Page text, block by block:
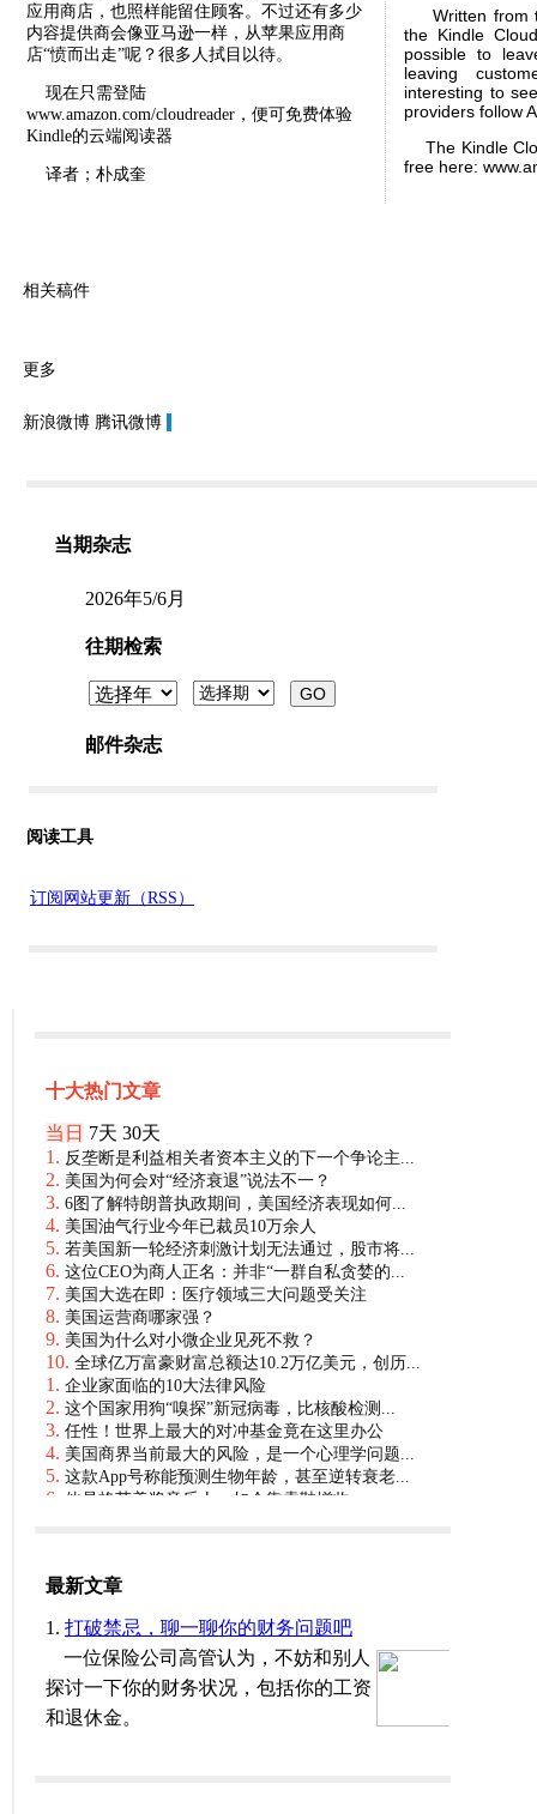
应用商店，也照样能留住顾客。不过还有多少
内容提供商会像亚马逊一样，从苹果应用商
店“愤而出走”呢？很多人拭目以待。
现在只需登陆
www.amazon.com/cloudreader，便可免费体验
Kindle的云端阅读器
译者；朴成奎
Written from
the Kindle
possible to
leaving
interesting to
providers follow
The Kindle
free here:
相关稿件
更多
新浪微博 腾讯微博
阅读工具
订阅网站更新（RSS）